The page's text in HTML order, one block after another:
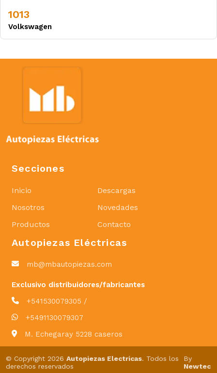
1013
Volkswagen
Secciones
Inicio
Nosotros
Productos
Descargas
Novedades
Contacto
Autopiezas Eléctricas
mb@mbautopiezas.com
Exclusivo distribuidores/fabricantes
+541530079305 /
+5491130079307
M. Echegaray 5228 caseros
© Copyright 2026 Autopiezas Electricas. Todos los
derechos reservados
By
Newtec